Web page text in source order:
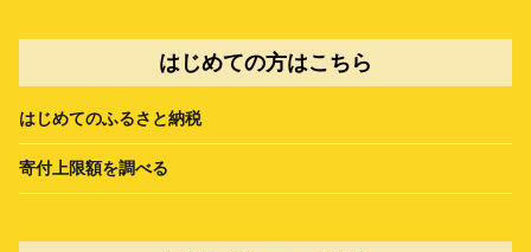
はじめての方はこちら
はじめてのふるさと納税
寄付上限額を調べる